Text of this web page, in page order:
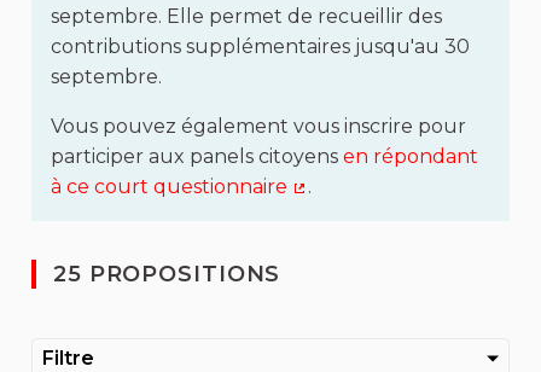
septembre. Elle permet de recueillir des
contributions supplémentaires jusqu'au 30
septembre.
Vous pouvez également vous inscrire pour
participer aux panels citoyens en répondant
à ce court questionnaire
.
25 PROPOSITIONS
Filtre